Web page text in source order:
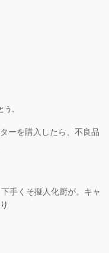
。
ーを購入したら、不良品
手くそ擬人化厨が。キャ